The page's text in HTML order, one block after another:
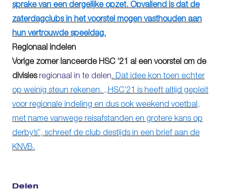
sprake van een dergelijke opzet. Opvallend is dat de
zaterdagclubs in het voorstel mogen vasthouden aan
hun vertrouwde speeldag.
Regionaal indelen
Vorige zomer lanceerde HSC ’21 al een voorstel om de
divisies regionaal in te delen. Dat idee kon toen echter
op weinig steun rekenen. ,,HSC’21 is heeft altijd gepleit
voor regionale indeling en dus ook weekend voetbal,
met name vanwege reisafstanden en grotere kans op
derby’s”, schreef de club destijds in een brief aan de
KNVB.
Delen